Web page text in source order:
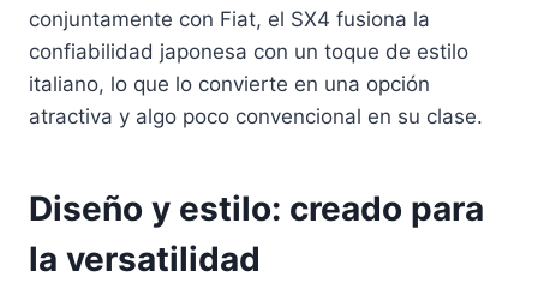
conjuntamente con Fiat, el SX4 fusiona la
confiabilidad japonesa con un toque de estilo
italiano, lo que lo convierte en una opción
atractiva y algo poco convencional en su clase.
Diseño y estilo: creado para
la versatilidad